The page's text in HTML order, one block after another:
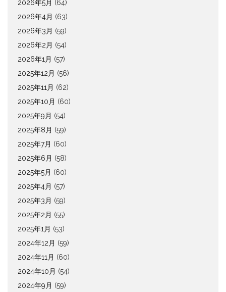
2026年5月 (64)
2026年4月 (63)
2026年3月 (59)
2026年2月 (54)
2026年1月 (57)
2025年12月 (56)
2025年11月 (62)
2025年10月 (60)
2025年9月 (54)
2025年8月 (59)
2025年7月 (60)
2025年6月 (58)
2025年5月 (60)
2025年4月 (57)
2025年3月 (59)
2025年2月 (55)
2025年1月 (53)
2024年12月 (59)
2024年11月 (60)
2024年10月 (54)
2024年9月 (59)